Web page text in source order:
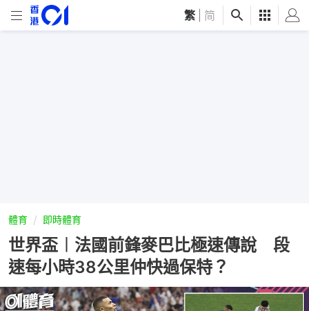
繁 简
體育 即時體育
世界盃︱法國前鋒麥巴比極速傳說 段
速每小時38公里仲快過保特？